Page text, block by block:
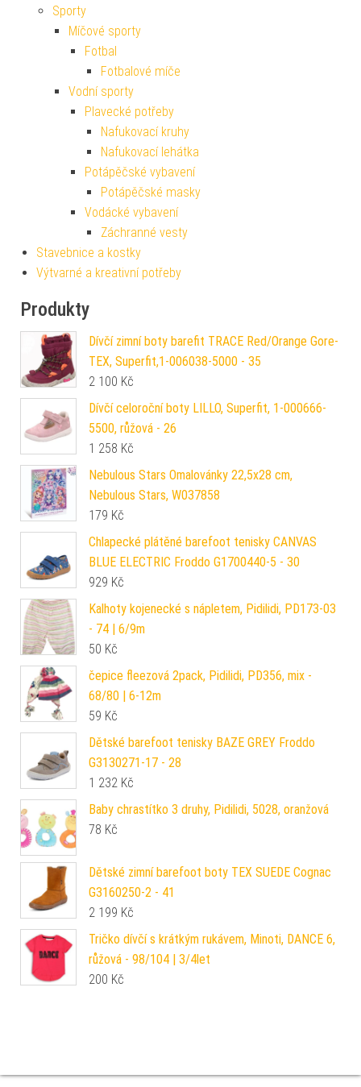
Sporty
Míčové sporty
Fotbal
Fotbalové míče
Vodní sporty
Plavecké potřeby
Nafukovací kruhy
Nafukovací lehátka
Potápěčské vybavení
Potápěčské masky
Vodácké vybavení
Záchranné vesty
Stavebnice a kostky
Výtvarné a kreativní potřeby
Produkty
Dívčí zimní boty barefit TRACE Red/Orange Gore-
TEX, Superfit,1-006038-5000 - 35
2 100 Kč
Dívčí celoroční boty LILLO, Superfit, 1-000666-
5500, růžová - 26
1 258 Kč
Nebulous Stars Omalovánky 22,5x28 cm,
Nebulous Stars, W037858
179 Kč
Chlapecké plátěné barefoot tenisky CANVAS
BLUE ELECTRIC Froddo G1700440-5 - 30
929 Kč
Kalhoty kojenecké s nápletem, Pidilidi, PD173-03
- 74 | 6/9m
50 Kč
čepice fleezová 2pack, Pidilidi, PD356, mix -
68/80 | 6-12m
59 Kč
Dětské barefoot tenisky BAZE GREY Froddo
G3130271-17 - 28
1 232 Kč
Baby chrastítko 3 druhy, Pidilidi, 5028, oranžová
78 Kč
Dětské zimní barefoot boty TEX SUEDE Cognac
G3160250-2 - 41
2 199 Kč
Tričko dívčí s krátkým rukávem, Minoti, DANCE 6,
růžová - 98/104 | 3/4let
200 Kč